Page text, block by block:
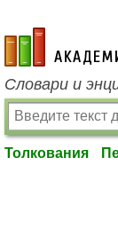
academic.ru
Словари и
Толкования